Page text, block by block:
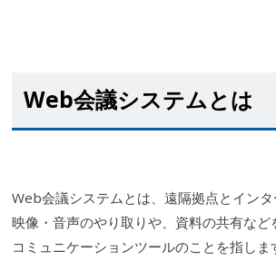
Web会議システムとは
Web会議システムとは、遠隔拠点とイン
映像・音声のやり取りや、資料の共有など
コミュニケーションツールのことを指し